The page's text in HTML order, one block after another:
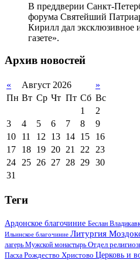
В преддверии Санкт-
форума Святейший
Кирилл дал эксклюзивное
газете».
Архив новостей
« Август 2026
»
Пн Вт Ср Чт Пт Сб Вс
1
2
3
4 5 6 7 8
9
10
11 12 13 14 15
16
17
18 19 20 21 22
23
24
25 26 27 28 29 30
31
Теги
Ардонское благочиние Беслан
Ильинское благочиние Литургия
лагерь Мужской монастырь Отдел
Пасха Рождество Христово Церковь и